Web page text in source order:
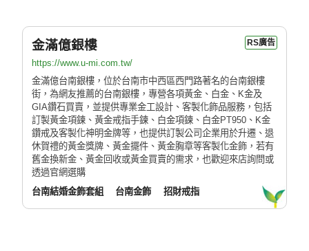
金滿億銀樓 RS廣告
https://www.u-mi.com.tw/
金滿億台南銀樓，位於台南市中西區西門路著名的台南銀樓
街，為網友推薦的台南銀樓，專營各項黃金、白金、K金及
GIA鑽石買賣，並提供專業金工設計、客製化飾品服務，包括
訂製黃金項鍊、黃金戒指手鍊、白金項鍊、白金PT950、K金
鑽戒及客製化神明金牌等，也提供訂製公司企業用於升遷、退
休賀禮的黃金獎牌、黃金擺件、黃金胸章等客製化金飾，若有
舊金換新金、黃金回收或黃金買賣的需求，也歡迎來店詢問或
透過官網選購
台南結婚金飾套組
台南金飾 招財戒指